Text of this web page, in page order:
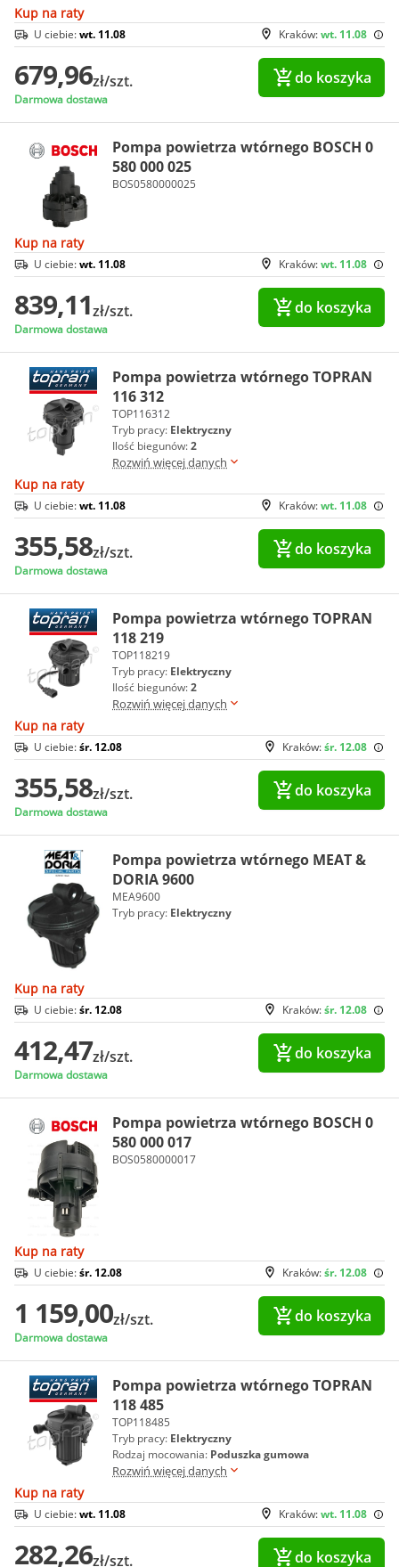
Kup na raty
Kraków:wt. 11.08
U ciebie:wt. 11.08
679,96zł/szt.
Darmowa dostawa
do koszyka
Pompa powietrza wtórnego BOSCH 0
580 000 025
BOS0580000025
Kup na raty
Kraków:wt. 11.08
U ciebie:wt. 11.08
839,11zł/szt.
Darmowa dostawa
do koszyka
Pompa powietrza wtórnego TOPRAN
116 312
TOP116312
Tryb pracy: Elektryczny
Ilość biegunów:2
Rozwiń więcej danych
Kup na raty
Kraków:wt. 11.08
U ciebie:wt. 11.08
355,58zł/szt.
Darmowa dostawa
do koszyka
Pompa powietrza wtórnego TOPRAN
118 219
TOP118219
Tryb pracy: Elektryczny
Ilość biegunów:2
Rozwiń więcej danych
Kup na raty
Kraków:śr. 12.08
U ciebie:śr. 12.08
355,58zł/szt.
Darmowa dostawa
do koszyka
Pompa powietrza wtórnego MEAT &
DORIA 9600
MEA9600
Tryb pracy: Elektryczny
Kup na raty
Kraków:śr. 12.08
U ciebie:śr. 12.08
412,47zł/szt.
Darmowa dostawa
do koszyka
Pompa powietrza wtórnego BOSCH 0
580 000 017
BOS0580000017
Kup na raty
Kraków:śr. 12.08
U ciebie:śr. 12.08
1 159,00zł/szt.
Darmowa dostawa
do koszyka
Pompa powietrza wtórnego TOPRAN
118 485
TOP118485
Tryb pracy: Elektryczny
Rodzaj mocowania: Poduszka gumowa
Rozwiń więcej danych
Kup na raty
Kraków:wt. 11.08
U ciebie:wt. 11.08
282,26zł/szt. do koszyka